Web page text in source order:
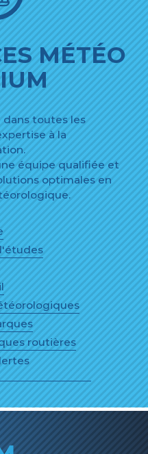
MÉTÉO
dans toutes les
à la
équipe qualifiée et
optimales en
routières